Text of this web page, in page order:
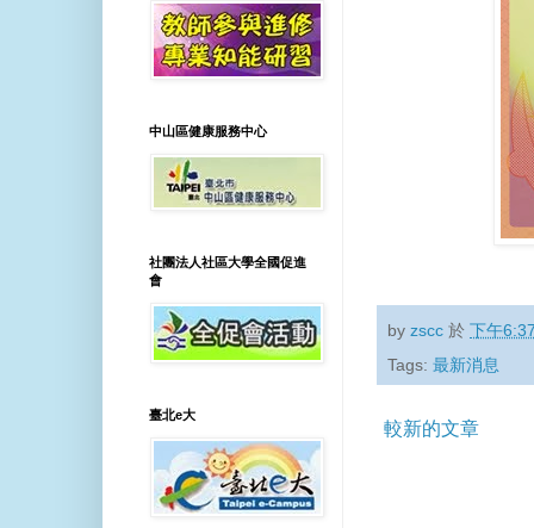
byzscc 於下午
Tags:最新消息
較新的文章
中山區健康服務中心
社團法人社區大學全國促進
會
臺北e大